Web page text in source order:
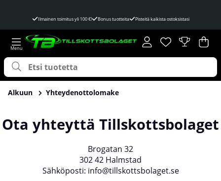
Ilmainen toimitus yli 100 €! Bonus tuotteita Pisteitä kaikista ostoksistasi
Toivelista
Lukumäärä
. .
Alkuun Yhteydenottolomake
Ota yhteyttä Tillskottsbolaget
Brogatan 32
302 42 Halmstad
Sähköposti: info@tillskottsbolaget.se